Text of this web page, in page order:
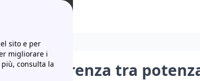
sito e per
migliorare i
consulta la
disponibile?
la differenza tra